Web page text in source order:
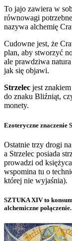
To jajo zawiera w
równowagi
nazywa alchemię
Cudowne jest, że
plan, aby stworzyć
ale prawdziwa
jak się objawi.
Strzelec jest
do znaku Bliźniąt,
monety.
Ezoteryczne znaczenie
Ostatnie trzy drogi
a Strzelec posiada
prowadzi od
wspomina tu o
której nie wyjaśnia).
SZTUKA XIV to
alchemiczne połączenie.